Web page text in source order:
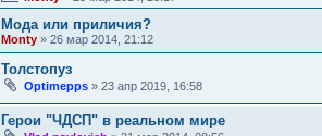
Мода или приличия?
Monty » 26 мар 2014, 21:12
Толстопуз
Optimepps » 23 апр 2019, 16:58
Герои "ЧДСП" в реальном мире